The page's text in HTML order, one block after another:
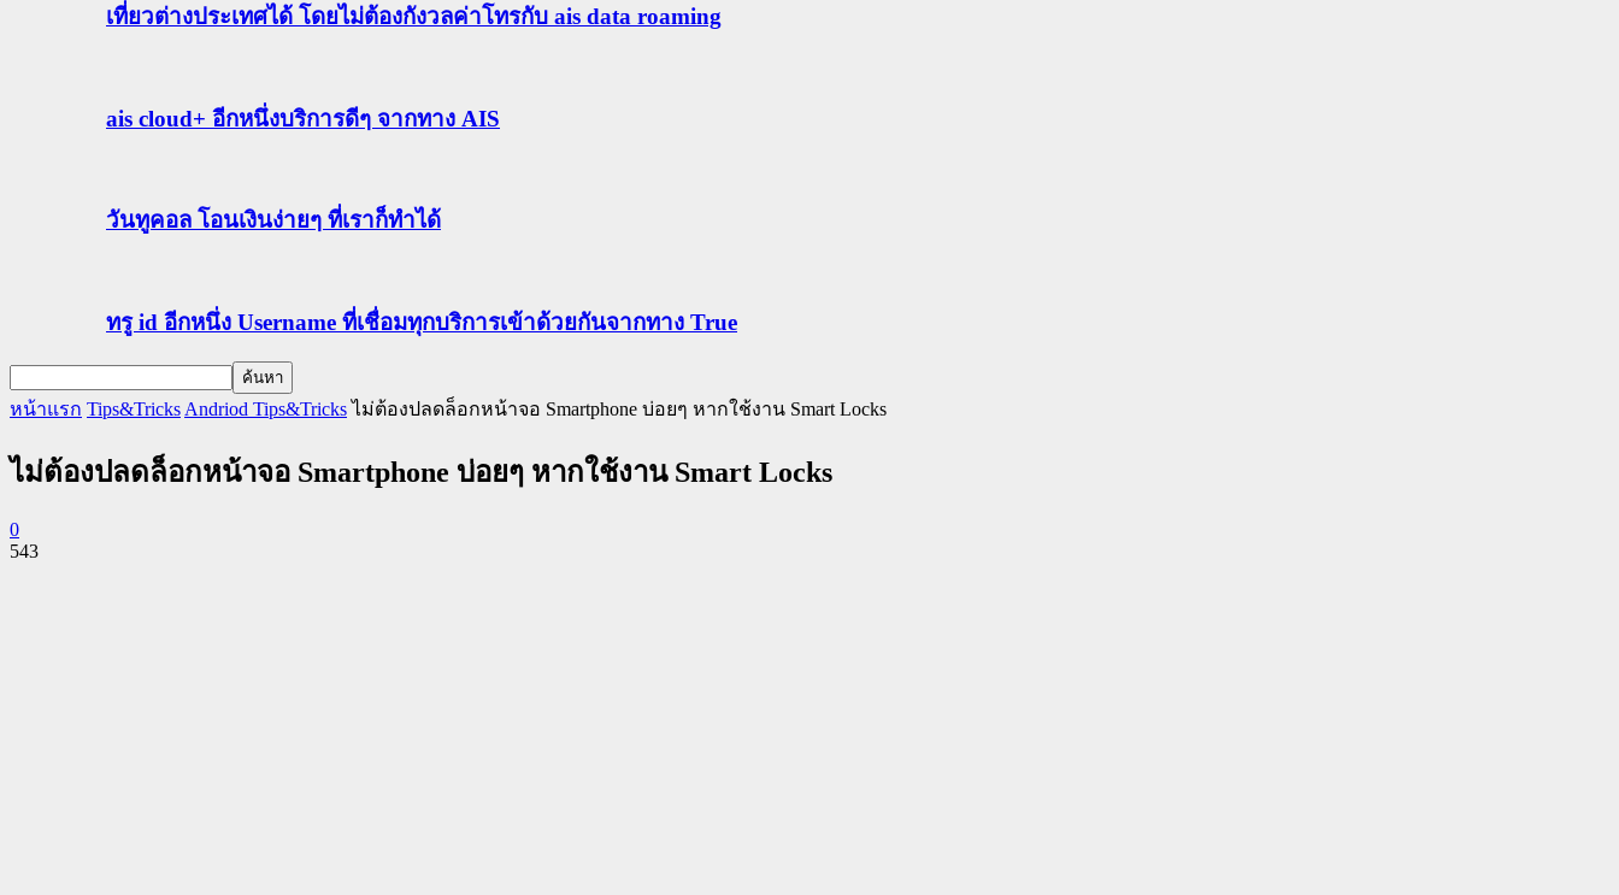
เที่ยวต่างประเทศได้ โดยไม่ต้องกังวลค่าโทรกับ ais data roaming
ais cloud+ อีกหนึ่งบริการดีๆ จากทาง AIS
วันทูคอล โอนเงินง่ายๆ ที่เราก็ทำได้
ทรู id อีกหนึ่ง Username ที่เชื่อมทุกบริการเข้าด้วยกันจากทาง True
หน้าแรก Tips&Tricks Andriod Tips&Tricks ไม่ต้องปลดล็อกหน้าจอ Smartphone บ่อยๆ หากใช้งาน Smart Locks
ไม่ต้องปลดล็อกหน้าจอ Smartphone บ่อยๆ หากใช้งาน Smart Locks
0
543